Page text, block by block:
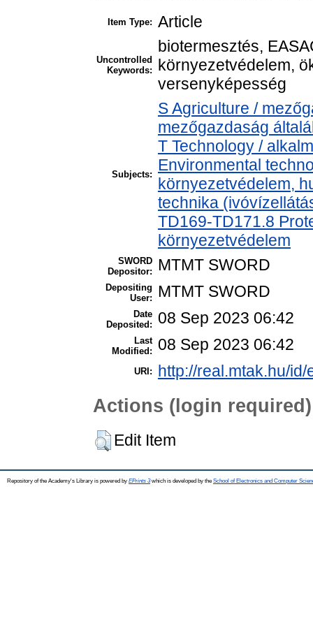
Item Type: Article
Uncontrolled
Keywords:
biotermesztés,
környezetvédelem,
versenyképesség
Subjects:
S Agriculture /
mezőgazdaság
T Technology /
Environmental
környezetvédelem,
technika
TD169-TD171.8
környezetvédelem
SWORD
Depositor:
MTMT SWORD
Depositing
User:
MTMT SWORD
Date
Deposited:
08 Sep 2023 06:42
Last
Modified:
08 Sep 2023 06:42
URI: http://real.mtak.hu/
Actions (login required)
Edit Item
Repository of the Academy's Library is powered by EPrints 3which is developed by the School of Electronics and Computer